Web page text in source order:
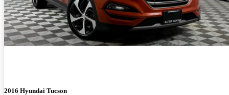
2016 Hyundai Tucson